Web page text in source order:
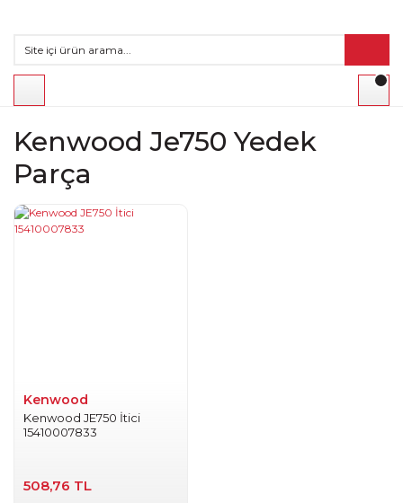
Kenwood Je750 Yedek
Parça
Kenwood
Kenwood JE750 İtici
15410007833
508,76 TL